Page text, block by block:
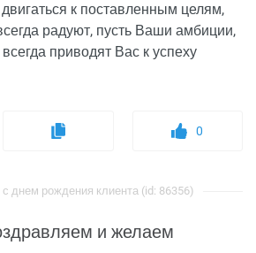
к поставленным целям,
радуют, пусть Ваши амбиции,
приводят Вас к успеху
0
днем рождения клиента (id: 86356)
и желаем